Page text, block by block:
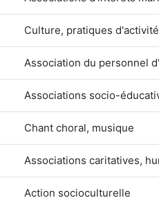
Culture, pratiques
Association du personnel
Associations socio-
Chant choral, musique
Associations caritatives,
Action socioculturelle